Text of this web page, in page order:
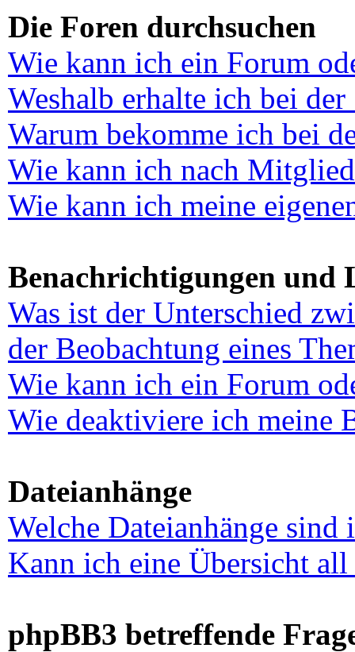
Die Foren durchsuchen
Wie kann ich ein Forum
Weshalb erhalte ich bei
Warum bekomme ich bei
Wie kann ich nach
Wie kann ich meine
Benachrichtigungen und
Was ist der Unterschied
der Beobachtung eines
Wie kann ich ein Forum
Wie deaktiviere ich meine
Dateianhänge
Welche Dateianhänge sind
Kann ich eine Übersicht all
phpBB3 betreffende